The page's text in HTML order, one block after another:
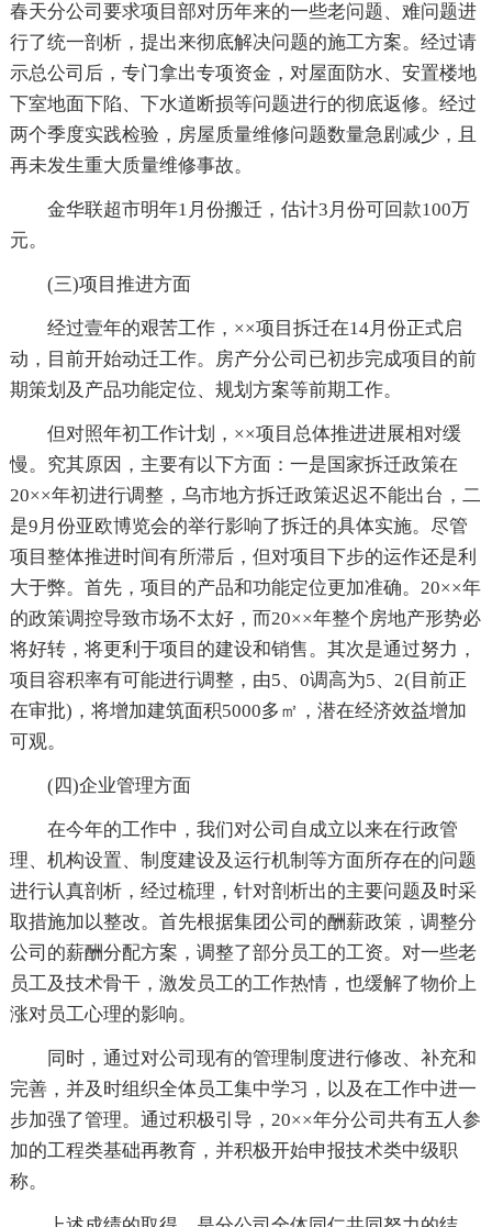
春天分公司要求项目部对历年来的一些老问题、难问题进
行了统一剖析，提出来彻底解决问题的施工方案。经过请
示总公司后，专门拿出专项资金，对屋面防水、安置楼地
下室地面下陷、下水道断损等问题进行的彻底返修。经过
两个季度实践检验，房屋质量维修问题数量急剧减少，且
再未发生重大质量维修事故。
金华联超市明年1月份搬迁，估计3月份可回款100万
元。
(三)项目推进方面
经过壹年的艰苦工作，××项目拆迁在14月份正式启
动，目前开始动迁工作。房产分公司已初步完成项目的前
期策划及产品功能定位、规划方案等前期工作。
但对照年初工作计划，××项目总体推进进展相对缓
慢。究其原因，主要有以下方面：一是国家拆迁政策在
20××年初进行调整，乌市地方拆迁政策迟迟不能出台，二
是9月份亚欧博览会的举行影响了拆迁的具体实施。尽管
项目整体推进时间有所滞后，但对项目下步的运作还是利
大于弊。首先，项目的产品和功能定位更加准确。20××年
的政策调控导致市场不太好，而20××年整个房地产形势必
将好转，将更利于项目的建设和销售。其次是通过努力，
项目容积率有可能进行调整，由5、0调高为5、2(目前正
在审批)，将增加建筑面积5000多㎡，潜在经济效益增加
可观。
(四)企业管理方面
在今年的工作中，我们对公司自成立以来在行政管
理、机构设置、制度建设及运行机制等方面所存在的问题
进行认真剖析，经过梳理，针对剖析出的主要问题及时采
取措施加以整改。首先根据集团公司的酬薪政策，调整分
公司的薪酬分配方案，调整了部分员工的工资。对一些老
员工及技术骨干，激发员工的工作热情，也缓解了物价上
涨对员工心理的影响。
同时，通过对公司现有的管理制度进行修改、补充和
完善，并及时组织全体员工集中学习，以及在工作中进一
步加强了管理。通过积极引导，20××年分公司共有五人参
加的工程类基础再教育，并积极开始申报技术类中级职
称。